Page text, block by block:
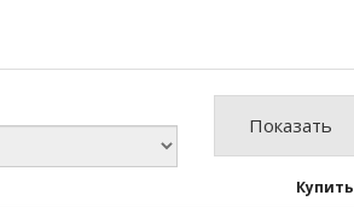
Показать
Купить